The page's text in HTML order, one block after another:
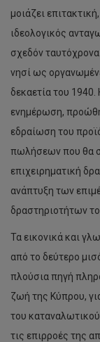
μοιάζει
ιδεολογικός
σχεδόν
νησί ως
δεκαετία του 1940.
ενημέρωση,
εδραίωση του
πωλήσεων που θα
επιχειρηματική
ανάπτυξη των
δραστηριοτήτων
Τα εικονικά και
από το δεύτερο
πλούσια πηγή
ζωή της Κύπρου,
του
τις επιρροές της